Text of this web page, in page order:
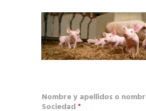
Nombre y apellidos o
Sociedad*